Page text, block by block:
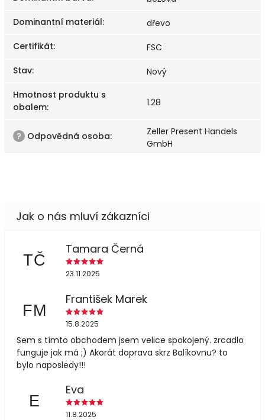
Dominantní materiál:
dřevo
Certifikát:
FSC
Stav:
Nový
Hmotnost produktu s
obalem: 1.28
? Odpovědná osoba:
Zeller Present Handels
GmbH
TČ
Tamara Černá
23.11.2025
FM
František Marek
15.8.2025
Sem s tímto obchodem jsem velice spokojený. zrcadlo
funguje jak má ;) Akorát doprava skrz Balíkovnu? to
bylo naposledy!!!
E
Eva
11.8.2025